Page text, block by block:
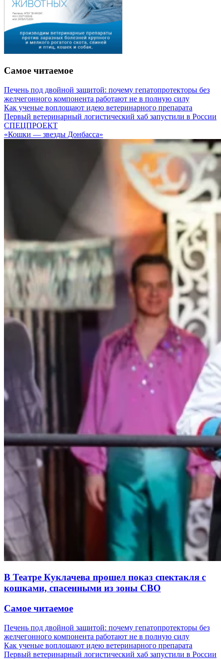
Самое читаемое
Печень под двойной защитой: почему гепатопротекторы без
желчегонного компонента работают не в полную силу
Как ученые воплощают идею ветеринарного препарата
Первый ветеринарный логистический хаб запустили в России
СПЕЦПРОЕКТ
«Кошки — звезды Донбасса»
В Театре Куклачева прошел показ спектакля с
кошками, спасенными из зоны СВО
Самое читаемое
Печень под двойной защитой: почему гепатопротекторы без
желчегонного компонента работают не в полную силу
Как ученые воплощают идею ветеринарного препарата
Первый ветеринарный логистический хаб запустили в России